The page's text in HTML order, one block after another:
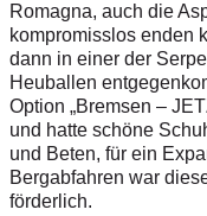
Romagna, auch die
kompromisslos enden
dann in einer der
Heuballen
Option „Bremsen –
und hatte schöne
und Beten, für ein
Bergabfahren war
förderlich.